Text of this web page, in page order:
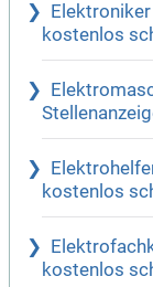
kostenlos
kostenlos
kostenlos